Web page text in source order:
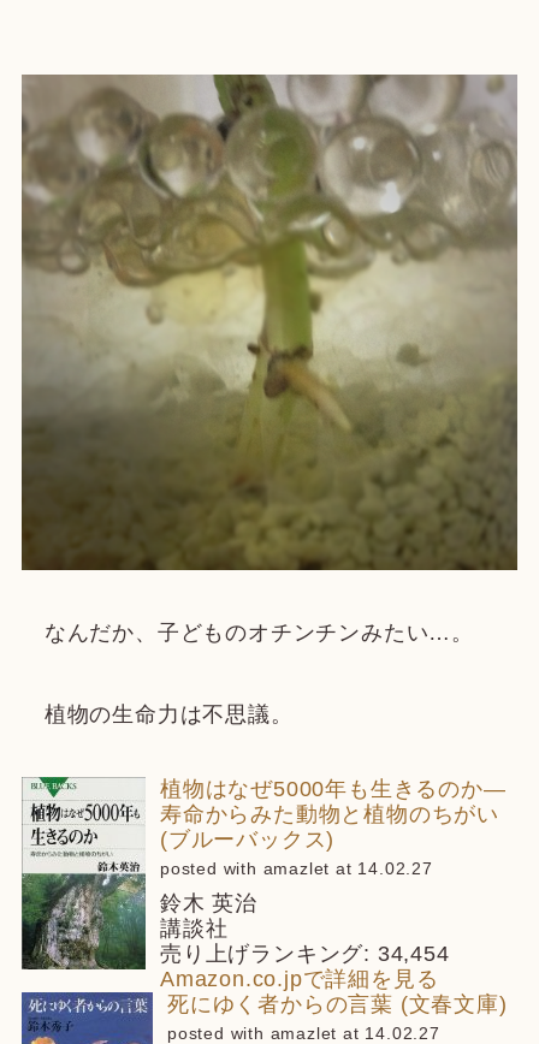
なんだか、子どものオチンチンみたい…。
植物の生命力は不思議。
植物はなぜ5000年も生きるのか―
寿命からみた動物と植物のちがい
(ブルーバックス)
posted with amazlet at 14.02.27
鈴木 英治
講談社
売り上げランキング: 34,454
Amazon.co.jpで詳細を見る
死にゆく者からの言葉 (文春文庫)
posted with amazlet at 14.02.27